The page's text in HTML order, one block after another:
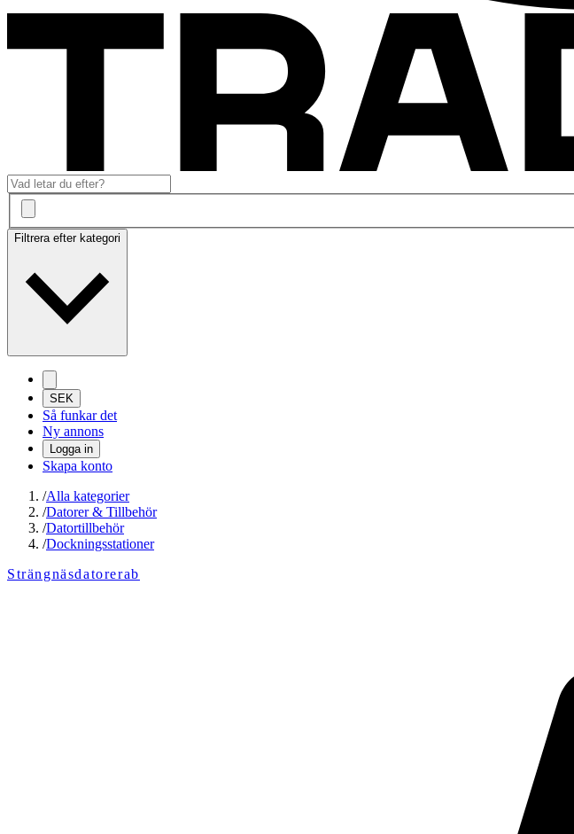
Filtrera efter kategori
SEK
Så funkar det
Ny annons
Logga in
Skapa konto
/Alla kategorier
/Datorer & Tillbehör
/Datortillbehör
/Dockningsstationer
Strängnäsdatorerab